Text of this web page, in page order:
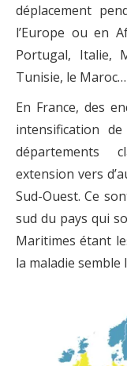
déplacement
l’Europe ou en
Portugal, Italie,
Tunisie, le Maroc…
En France, des
intensification
départements
extension vers
Sud-Ouest. Ce
sud du pays qui
Maritimes étant
la maladie semble